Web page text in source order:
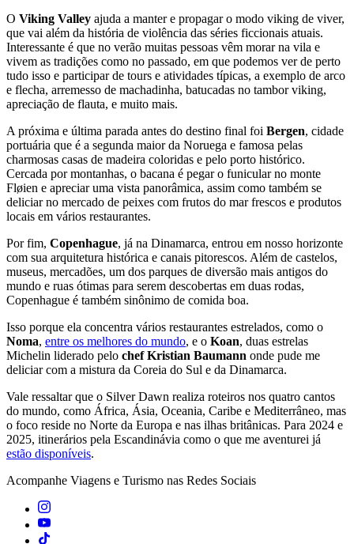
O Viking Valley ajuda a manter e propagar o modo viking de viver,
que vai além da história de violência das séries ficcionais atuais.
Interessante é que no verão muitas pessoas vêm morar na vila e
vivem as tradições como no passado, em que podemos ver de perto
tudo isso e participar de tours e atividades típicas, a exemplo de arco
e flecha, arremesso de machadinha, batucadas no tambor viking,
apreciação de flauta, e muito mais.
A próxima e última parada antes do destino final foi Bergen, cidade
portuária que é a segunda maior da Noruega e famosa pelas
charmosas casas de madeira coloridas e pelo porto histórico.
Cercada por montanhas, o bacana é pegar o funicular no monte
Fløien e apreciar uma vista panorâmica, assim como também se
deliciar no mercado de peixes com frutos do mar frescos e produtos
locais em vários restaurantes.
Por fim, Copenhague, já na Dinamarca, entrou em nosso horizonte
com sua arquitetura histórica e canais pitorescos. Além de castelos,
museus, mercadões, um dos parques de diversão mais antigos do
mundo e ruas ótimas para serem descobertas em duas rodas,
Copenhague é também sinônimo de comida boa.
Isso porque ela concentra vários restaurantes estrelados, como o
Noma, entre os melhores do mundo, e o Koan, duas estrelas
Michelin liderado pelo chef Kristian Baumann onde pude me
deliciar com a mistura da Coreia do Sul e da Dinamarca.
Vale ressaltar que o Silver Dawn realiza roteiros nos quatro cantos
do mundo, como África, Ásia, Oceania, Caribe e Mediterrâneo, mas
o foco reside no Norte da Europa e nas ilhas britânicas. Para 2024 e
2025, itinerários pela Escandinávia como o que me aventurei já
estão disponíveis.
Acompanhe Viagens e Turismo nas Redes Sociais